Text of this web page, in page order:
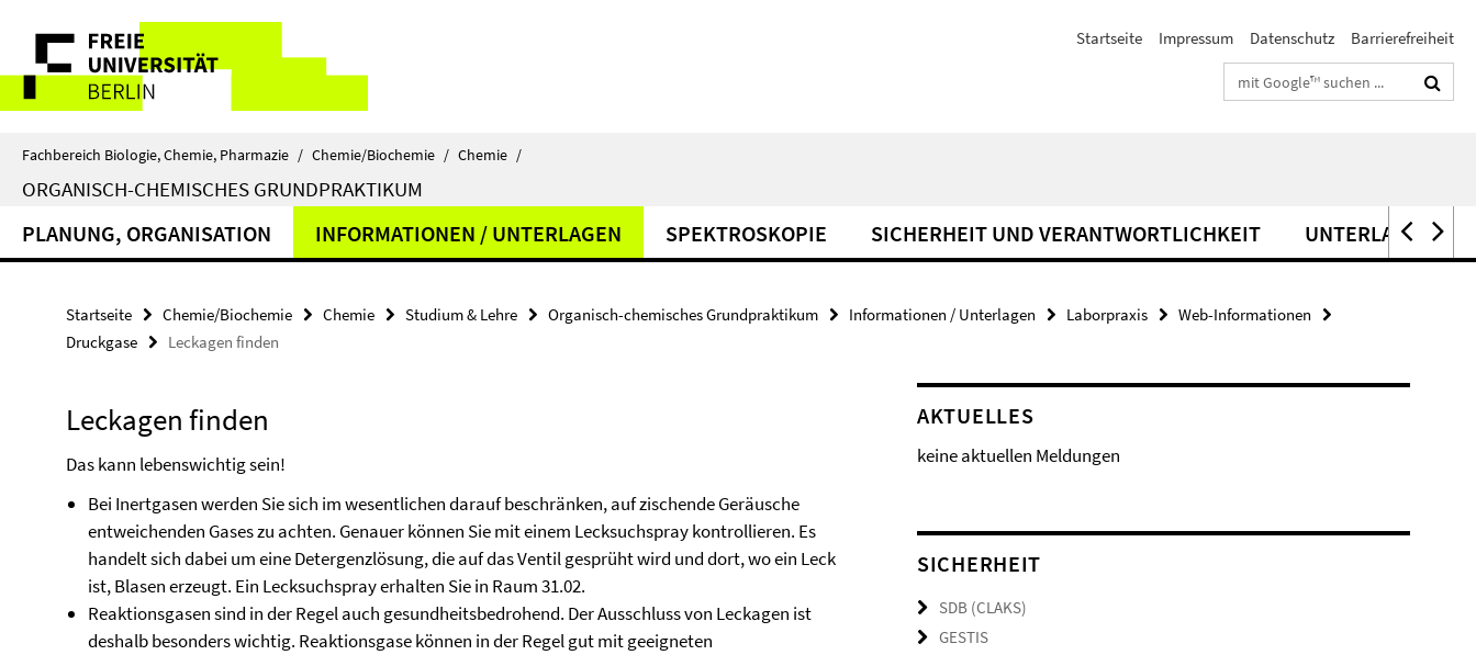
direkt
Inhalt
Service-
Navigation
Startseite Impressum Datenschutz
Barrierefreiheit
Suchbegriffe
Fachbereich Biologie, Chemie, Pharmazie / Chemie/Biochemie / Chemie /
ORGANISCH-CHEMISCHES GRUNDPRAKTIKUM
PLANUNG, ORGANISATION INFORMATIONEN / UNTERLAGEN SPEKTROSKOPIE SICHERHEIT UND VERANTWORTLICHKEIT UNTERLAGEN
Startseite Chemie/Biochemie Chemie Studium & Lehre Organisch-chemisches Grundpraktikum Informationen / Unterlagen Laborpraxis
Web-Informationen
Druckgase
Leckagen finden
Leckagen finden
Das kann lebenswichtig sein!
Bei Inertgasen werden Sie sich im wesentlichen darauf beschränken, auf zischende Geräusche
entweichenden Gases zu achten. Genauer können Sie mit einem Lecksuchspray kontrollieren. Es
handelt sich dabei um eine Detergenzlösung, die auf das Ventil gesprüht wird und dort, wo ein Leck
ist, Blasen erzeugt. Ein Lecksuchspray erhalten Sie in Raum 31.02.
Reaktionsgasen sind in der Regel auch gesundheitsbedrohend. Der Ausschluss von Leckagen ist
deshalb besonders wichtig. Reaktionsgase können in der Regel gut mit geeigneten
AKTUELLES
keine aktuellen Meldungen
SICHERHEIT
SDB (CLAKS)
GESTIS